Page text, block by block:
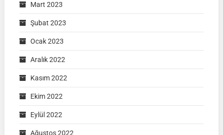
Mart 2023
Şubat 2023
Ocak 2023
Aralık 2022
Kasım 2022
Ekim 2022
Eylül 2022
Ağustos 2022